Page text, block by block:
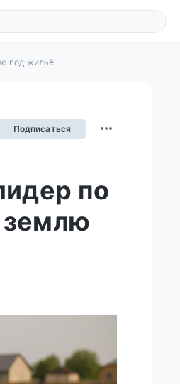
под жильё
Подписаться
по
землю